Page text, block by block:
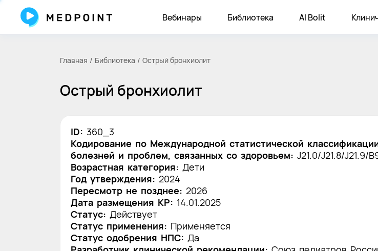
Вебинары Библиотека AI Bolit
Главная Библиотека Острый бронхиолит
Острый бронхиолит
ID: 360_3
Кодирование по Международной статистической
болезней и проблем, связанных со здоровьем: J21.0/J21.8/J21.9/
Возрастная категория: Дети
Год утверждения: 2024
Пересмотр не позднее: 2026
Дата размещения КР: 14.01.2025
Статус: Действует
Статус применения: Применяется
Статус одобрения НПС: Да